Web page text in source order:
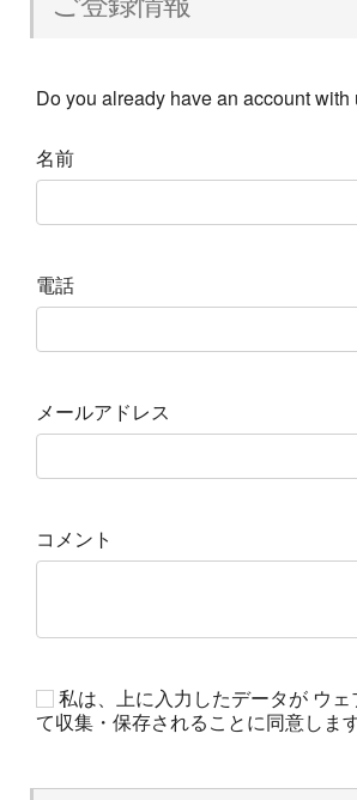
Do you already have an account with
名前
電話
メールアドレス
コメント
私は、上に入力したデータが ウェ
て収集・保存されることに同意します